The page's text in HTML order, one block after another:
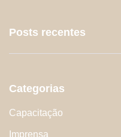
Posts recentes
Categorias
Capacitação
Imprensa